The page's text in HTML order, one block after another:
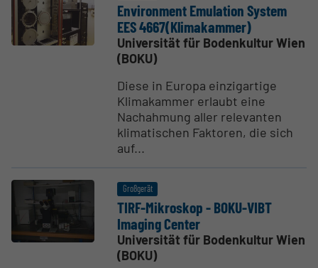
Environment Emulation System
EES 4667(Klima­kammer)
Universität für Bodenkultur Wien
(BOKU)
Diese in Europa einzigartige
Klimakammer erlaubt eine
Nachahmung aller relevanten
klimatischen Faktoren, die sich
auf...
Großgerät
TIRF-Mikroskop - BOKU-VIBT
Imaging Center
Universität für Bodenkultur Wien
(BOKU)